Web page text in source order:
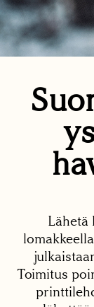
Lähetä
Toimitus